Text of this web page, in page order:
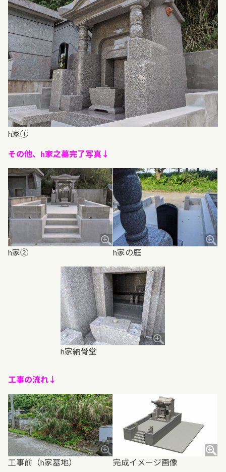
h家①
その他、h家之墓完了写真↓
h家② h家の庭
h家納骨堂
工事の流れ↓
工事前（h家墓地） 完成イメージ画像